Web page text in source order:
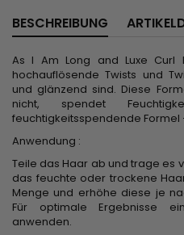
BESCHREIBUNG
As I Am Long and Luxe Curl
hochauflösende Twists und
und glänzend sind. Diese
nicht, spendet
feuchtigkeitsspendende Formel
Anwendung :
Teile das Haar ab und trage es
das feuchte oder trockene
Menge und erhöhe diese je
Für optimale Ergebnisse
anwenden.